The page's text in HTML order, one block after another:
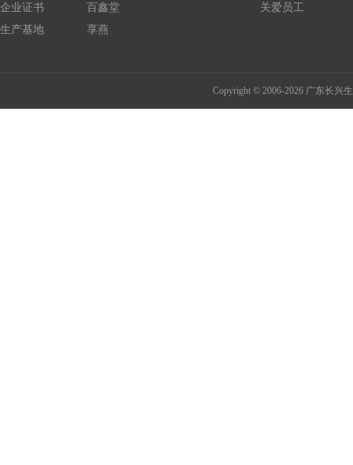
企业证书
生产基地
百鑫堂
享燕
关爱员工
Copyright © 2006-2026 广东长兴